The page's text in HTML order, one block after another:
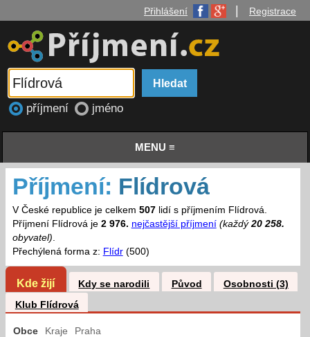
Přihlášení Registrace
příjmení jméno
MENU ≡
Příjmení: Flídrová
V České republice je celkem 507lidí s příjmením Flídrová.
Příjmení Flídrová je 2 976. nejčastější příjmení (každý20 258.
obyvatel).
Přechýlená forma z: Flídr(500)
Kde žijí Kdy se narodili Původ
Osobnosti (3)
Klub Flídrová
Obce Kraje Praha